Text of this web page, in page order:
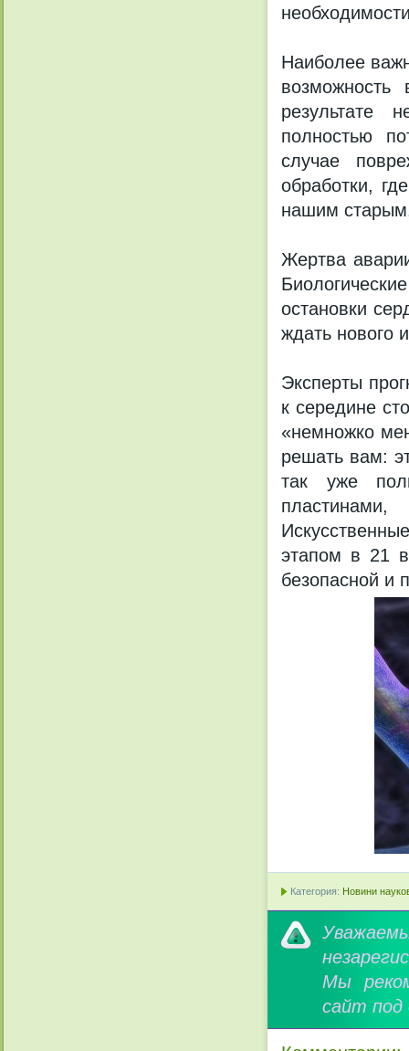
Наиболее
результате
полностью
случае
обработки,
нашим
Жертва
остановки
ждать нового
Эксперты
к середине
«немножко
решать вам:
так уже
этапом в 21
безопасной и
Категория: Новини
Мы
сайт под